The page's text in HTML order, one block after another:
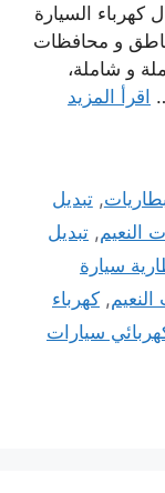
كهرباء السيارة
و محافظات
و شاملة،
اقرأ المزيد
,تبديل
النعيم, تبديل
سيارة
, كهرباء
سيارات